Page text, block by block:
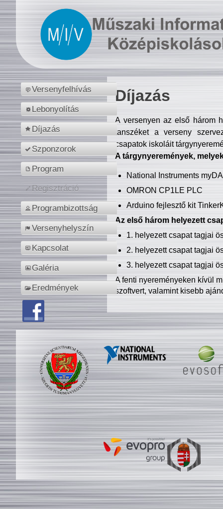
Versenyfelhívás
Lebonyolítás
Díjazás
Szponzorok
Program
Regisztráció
Programbizottság
Versenyhelyszín
Kapcsolat
Galéria
Eredmények
Díjazás
A versenyen az első három
tanszéket a verseny
csapatok iskoláit
A tárgynyeremények,
National Instruments
OMRON CP1LE PLC
Arduino fejlesztő kit
Az első három helyezett
1. helyezett csapat tagjai
2. helyezett csapat tagjai
3. helyezett csapat tagjai
A fenti nyereményeken kívül
szoftvert, valamint kisebb